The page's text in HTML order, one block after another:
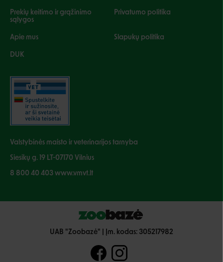
Prekių keitimo ir grąžinimo
sąlygos
Privatumo politika
Apie mus Slapukų politika
DUK
Valstybinės maisto ir veterinarijos tarnyba
Siesikų g. 19 LT-07170 Vilnius
8 800 40 403 www.vmvt.lt
UAB "Zoobazė" | Įm. kodas: 305217982